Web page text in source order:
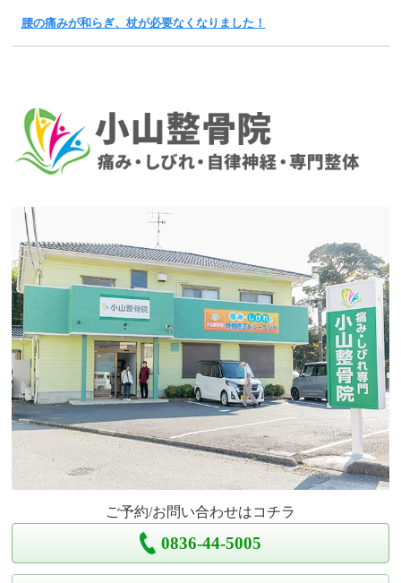
腰の痛みが和らぎ、杖が必要なくなりました！
ご予約/お問い合わせはコチラ
0836-44-5005